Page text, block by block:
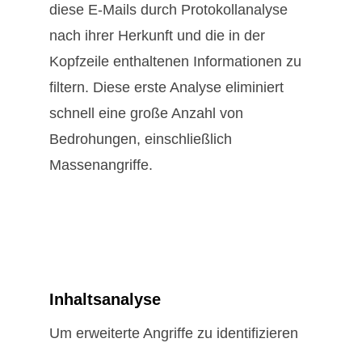
diese E-Mails durch Protokollanalyse
nach ihrer Herkunft und die in der
Kopfzeile enthaltenen Informationen zu
filtern. Diese erste Analyse eliminiert
schnell eine große Anzahl von
Bedrohungen, einschließlich
Massenangriffe.
Inhaltsanalyse
Um erweiterte Angriffe zu identifizieren